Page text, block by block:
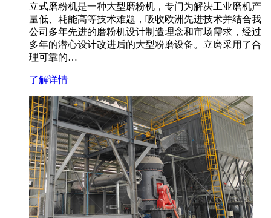
立式磨粉机是一种大型磨粉机，专门为解决工业磨机产
量低、耗能高等技术难题，吸收欧洲先进技术并结合我
公司多年先进的磨粉机设计制造理念和市场需求，经过
多年的潜心设计改进后的大型粉磨设备。立磨采用了合
理可靠的…
了解详情